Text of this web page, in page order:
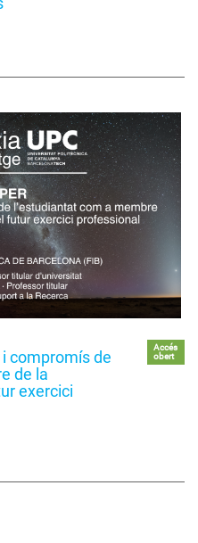
i compromís de
de la
exercici
Accés
obert